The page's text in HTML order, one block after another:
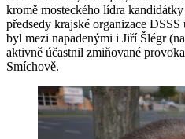
kromě mosteckého lídra
předsedy krajské organizace
byl mezi napadenými i Jiří Šlégr
aktivně účastnil zmiňované
Smíchově.